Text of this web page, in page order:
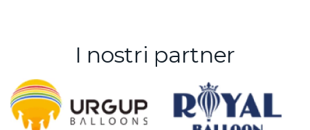
I nostri partner